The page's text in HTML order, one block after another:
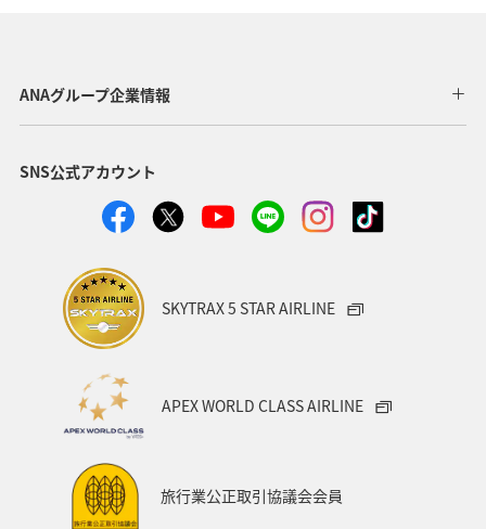
ANAグループ企業情報
SNS公式アカウント
SKYTRAX 5 STAR AIRLINE
APEX WORLD CLASS AIRLINE
旅行業公正取引協議会会員